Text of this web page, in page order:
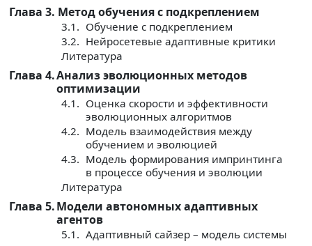
Глава 3. Метод обучения с подкреплением
3.1. Обучение с подкреплением
3.2. Нейросетевые адаптивные критики
Литература
Глава 4.Анализ эволюционных методов
оптимизации
4.1. Оценка скорости и эффективности
эволюционных алгоритмов
4.2. Модель взаимодействия между
обучением и эволюцией
4.3. Модель формирования импринтинга
в процессе обучения и эволюции
Литература
Глава 5.Модели автономных адаптивных
агентов
5.1. Адаптивный сайзер – модель системы